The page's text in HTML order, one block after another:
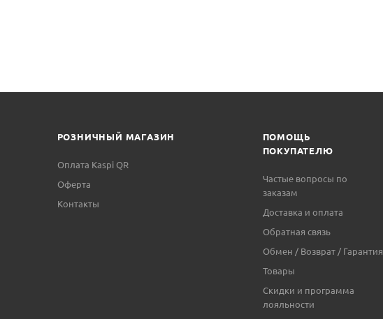
РОЗНИЧНЫЙ МАГАЗИН
Оплата Kaspi QR
Оферта
Контакты
ПОМОЩЬ
ПОКУПАТЕЛЮ
Частые вопросы по
заказам
Доставка и оплата
Обратная связь
Обмен / Возврат / Гарантия
Товары
Скидки и программа
лояльности